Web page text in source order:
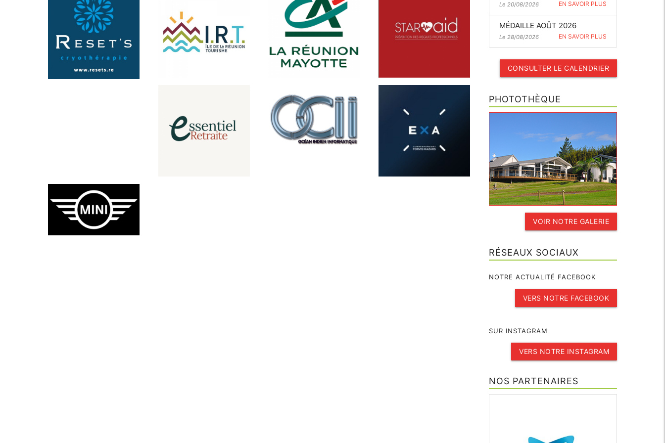
Le 20/08/2026 EN SAVOIR PLUS
MÉDAILLE AOÛT 2026
Le 28/08/2026 EN SAVOIR PLUS
CONSULTER LE CALENDRIER
PHOTOTHÈQUE
VOIR NOTRE GALERIE
RÉSEAUX SOCIAUX
NOTRE ACTUALITÉ FACEBOOK
VERS NOTRE FACEBOOK
SUR INSTAGRAM
VERS NOTRE INSTAGRAM
NOS PARTENAIRES